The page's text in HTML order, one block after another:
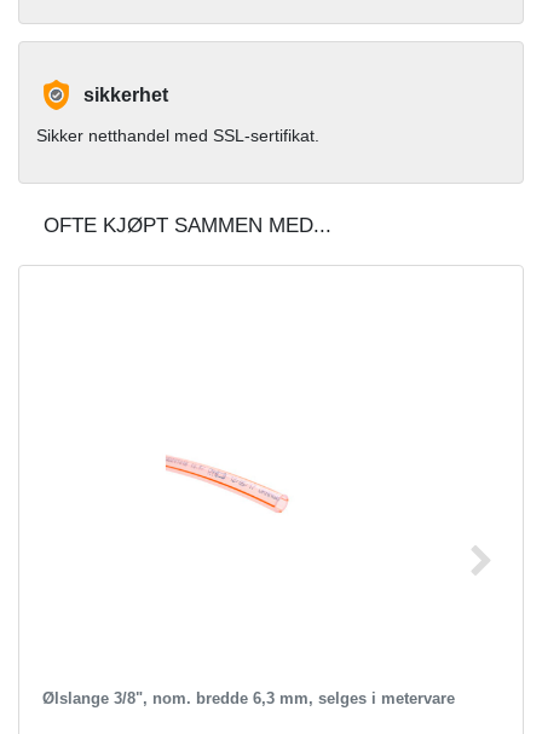
sikkerhet
Sikker netthandel med SSL-sertifikat.
OFTE KJØPT SAMMEN MED...
Ølslange 3/8", nom. bredde 6,3 mm, selges i metervare